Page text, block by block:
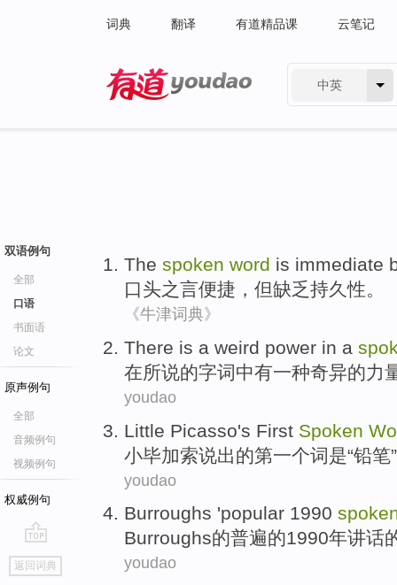
词典 翻译 有道精品课 云笔记
中英
双语例句
全部
口语
书面语
论文
原声例句
全部
音频例句
视频例句
权威例句
go
top
返回词典
The spoken word is immediate
口头之言便捷， 但缺乏持久性。
《牛津词典》
There is a weird power in a
在所说的字词中有一种奇异的力
youdao
Little Picasso's First Spoken
小毕加索说出的第一个词是“铅笔
youdao
Burroughs 'popular 1990
Burroughs的普遍的1990年讲话
youdao